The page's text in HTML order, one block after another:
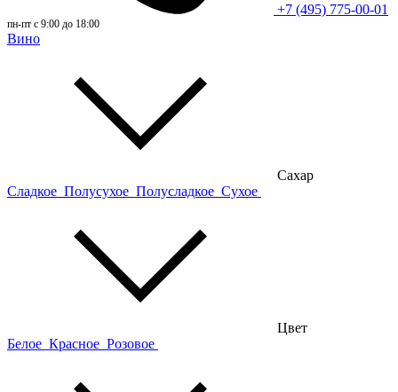
+7 (495) 775-00-01
пн-пт с 9:00 до 18:00
Вино
Сахар
Сладкое Полусухое Полусладкое Сухое
Цвет
Белое Красное Розовое